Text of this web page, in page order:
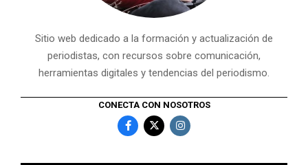
Sitio web dedicado a la formación y actualización de
periodistas, con recursos sobre comunicación,
herramientas digitales y tendencias del periodismo.
CONECTA CON NOSOTROS